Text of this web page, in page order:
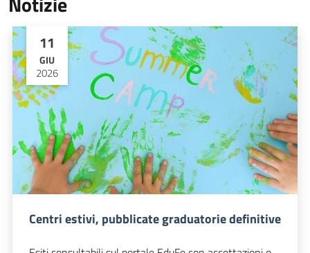
11
GIU
2026
Centri estivi, pubblicate graduatorie definitive